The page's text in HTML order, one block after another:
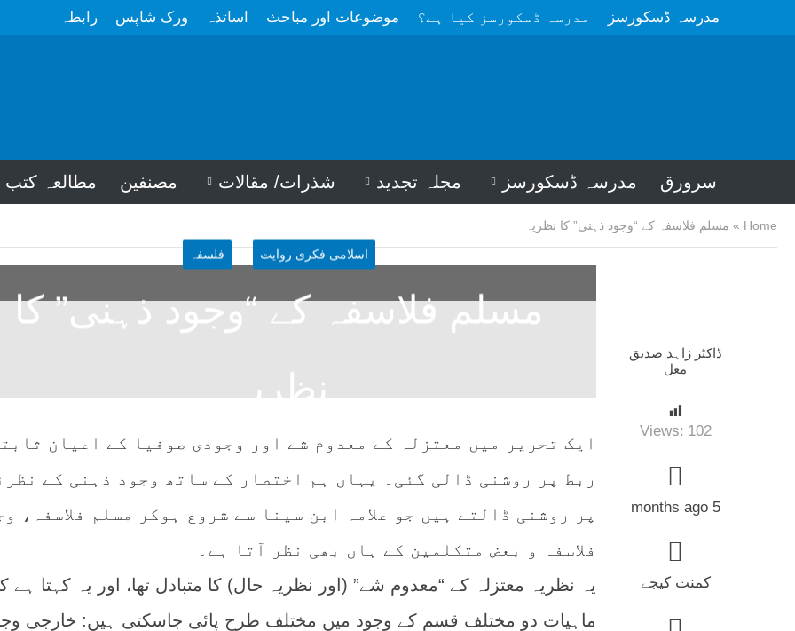
مدرسہ ڈسکورسز مدرسہ ڈسکورسز کیا ہے؟ موضوعات اور مباحث اساتذہ ورک شاپس رابطہ
سرورق مدرسہ ڈسکورسز مجلہ تجدید شذرات/ مقالات مصنفین مطالعہ کتب
Home
» مسلم فلاسفہ کے “وجود ذہنی” کا نظریہ
ڈاکٹر زاہد صدیق
مغل
Views: 102
5 months ago
کمنت کیجے
اسلامی فکری روایت فلسفہ
مسلم فلاسفہ کے “وجود ذہنی” کا
نظریہ
ایک تحریر میں معتزلہ کے معدوم شے اور وجودی صوفیا کے اعیان
ربط پر روشنی ڈالی گئی۔ یہاں ہم اختصار کے ساتھ وجود ذہنی کے
پر روشنی ڈالتے ہیں جو علامہ ابن سینا سے شروع ہوکر مسلم فلاسفہ،
فلاسفہ و بعض متکلمین کے ہاں بھی نظر آتا ہے۔
یہ نظریہ معتزلہ کے “معدوم شے” (اور نظریہ حال) کا متبادل تھا، اور یہ کہتا ہے
ماہیات دو مختلف قسم کے وجود میں مختلف طرح پائی جاسکتی ہیں: خارجی